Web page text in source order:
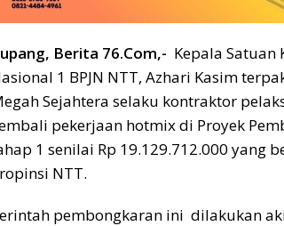
Berita 76.Com,- Kepala Satuan
1 BPJN NTT, Azhari Kasim
Sejahtera selaku kontraktor
pekerjaan hotmix di Proyek
1 senilai Rp 19.129.712.000 yang
NTT.
pembongkaran ini dilakukan